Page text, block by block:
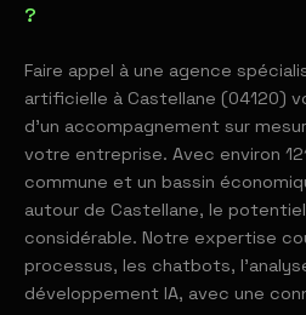
?
Faire appel à une agence
artificielle à Castellane (04120)
d'un accompagnement sur
votre entreprise. Avec environ
commune et un bassin
autour de Castellane, le
considérable. Notre expertise
processus, les chatbots,
développement IA, avec une